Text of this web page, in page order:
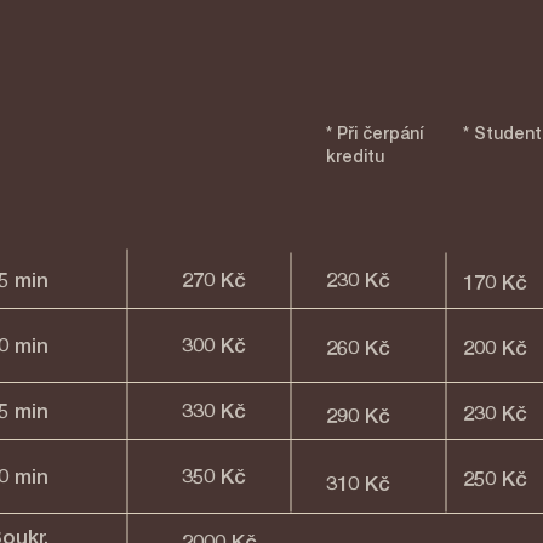
* Při čerpání
kreditu
*
min
min
min
min​
230 Kč
260 Kč
290 Kč
310 Kč
270 Kč
300 Kč
330 Kč
350 Kč
170 Kč
200 Kč
230 Kč
250 Kč​